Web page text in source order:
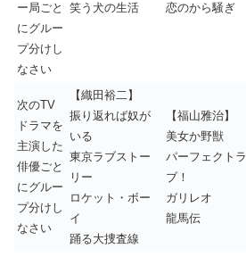
ー局ごと
にグルー
プ分けし
なさい
笑う犬の生活
恋のから騒ぎ
次のTV
ドラマを
主演した
俳優ごと
にグルー
プ分けし
なさい
【織田裕二】
振り返れば奴が
いる
東京ラブストー
リー
ロケット・ボー
イ
踊る大捜査線
【福山雅治】
美女か野獣
パーフェクトラ
ブ！
ガリレオ
龍馬伝